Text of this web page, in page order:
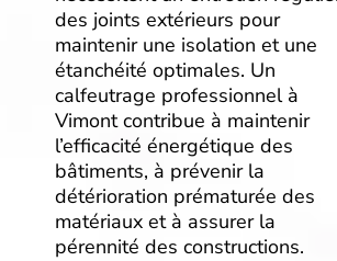
des joints extérieurs pour
maintenir une isolation et une
étanchéité optimales. Un
calfeutrage professionnel à
Vimont contribue à maintenir
l’efficacité énergétique des
bâtiments, à prévenir la
détérioration prématurée des
matériaux et à assurer la
pérennité des constructions.